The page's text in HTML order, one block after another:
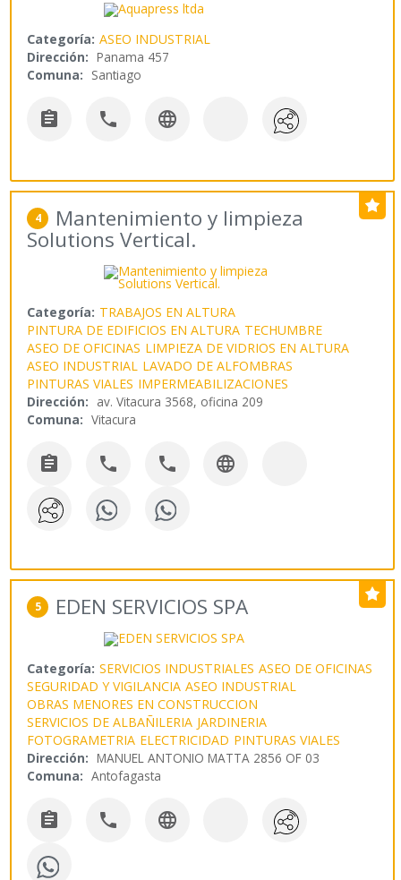
Categoría: ASEO INDUSTRIAL
Dirección: Panama 457
Comuna: Santiago
  
4 Mantenimiento y limpieza
Solutions Vertical.
Categoría: TRABAJOS EN ALTURA
PINTURA DE EDIFICIOS EN ALTURA TECHUMBRE
ASEO DE OFICINAS LIMPIEZA DE VIDRIOS EN ALTURA
ASEO INDUSTRIAL LAVADO DE ALFOMBRAS
PINTURAS VIALES IMPERMEABILIZACIONES
Dirección: av. Vitacura 3568, oficina 209
Comuna: Vitacura
   
5 EDEN SERVICIOS SPA
Categoría: SERVICIOS INDUSTRIALES ASEO DE OFICINAS
SEGURIDAD Y VIGILANCIA ASEO INDUSTRIAL
OBRAS MENORES EN CONSTRUCCION
SERVICIOS DE ALBAÑILERIA JARDINERIA
FOTOGRAMETRIA ELECTRICIDAD PINTURAS VIALES
Dirección: MANUEL ANTONIO MATTA 2856 OF 03
Comuna: Antofagasta
  